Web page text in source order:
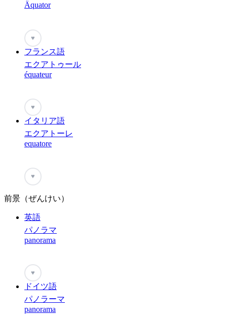
Äquator
♥
フランス語
エクアトゥール
équateur
♥
イタリア語
エクアトーレ
equatore
♥
前景（ぜんけい）
英語
パノラマ
panorama
♥
ドイツ語
パノラーマ
panorama